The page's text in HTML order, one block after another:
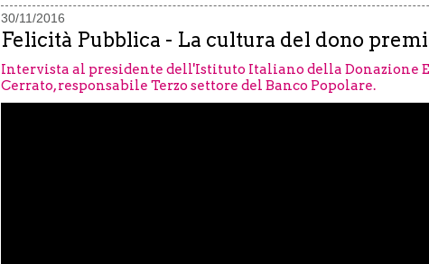
30/11/2016
Felicità Pubblica - La cultura del dono
Intervista al presidente dell'Istituto Italiano della Donazione
Cerrato, responsabile Terzo settore del Banco Popolare.